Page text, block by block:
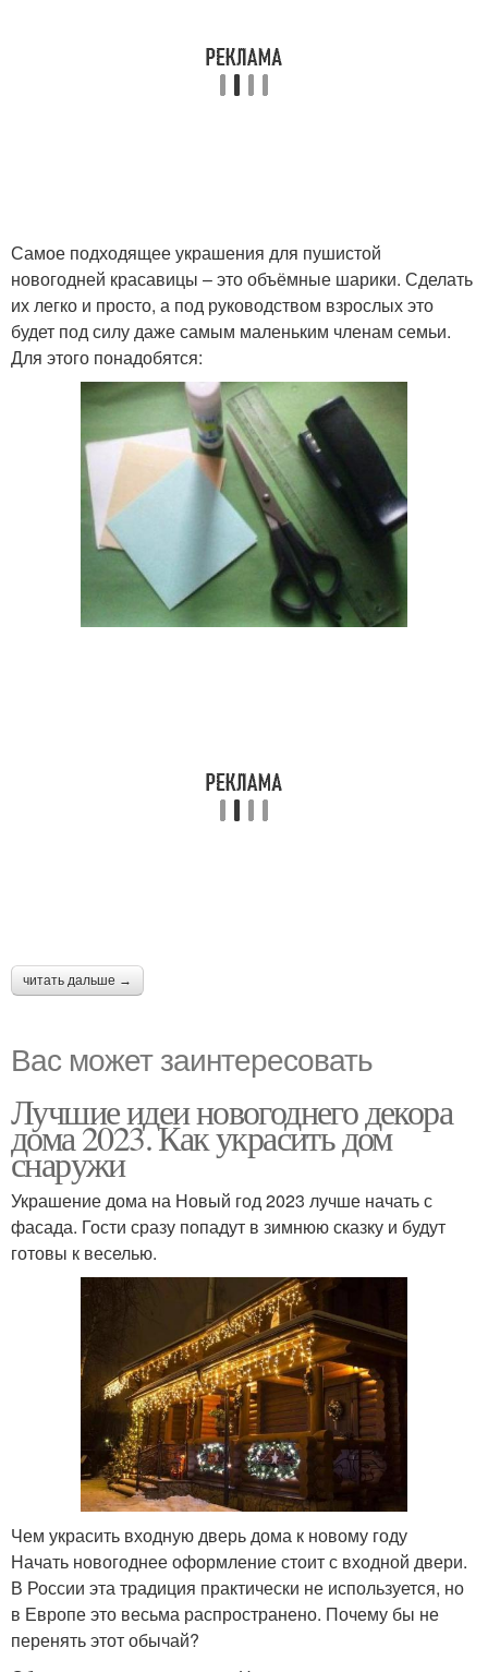
Самое подходящее украшения для пушистой
новогодней красавицы – это объёмные шарики. Сделать
их легко и просто, а под руководством взрослых это
будет под силу даже самым маленьким членам семьи.
Для этого понадобятся:
читать дальше →
Вас может заинтересовать
Лучшие идеи новогоднего декора
дома 2023. Как украсить дом
снаружи
Украшение дома на Новый год 2023 лучше начать с
фасада. Гости сразу попадут в зимнюю сказку и будут
готовы к веселью.
Чем украсить входную дверь дома к новому году
Начать новогоднее оформление стоит с входной двери.
В России эта традиция практически не используется, но
в Европе это весьма распространено. Почему бы не
перенять этот обычай?